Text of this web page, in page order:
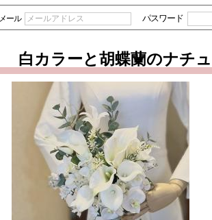
メール パスワード
白カラーと胡蝶蘭のナチ